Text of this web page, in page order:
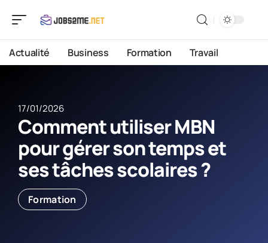
Actualité Business Formation Travail
17/01/2026
Comment utiliser MBN
pour gérer son temps et
ses tâches scolaires ?
Formation